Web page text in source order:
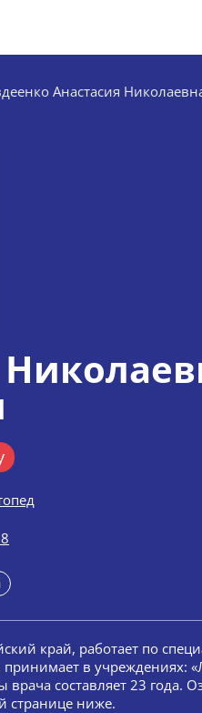
Анастасия
край, работает по
принимает в
составляет 23 года.
странице ниже.